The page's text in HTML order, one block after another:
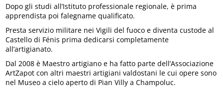
Dopo gli studi all’Istituto professionale regionale, è prima
apprendista poi falegname qualificato.
Presta servizio militare nei Vigili del fuoco e diventa custode al
Castello di Fénis prima dedicarsi completamente
all’artigianato.
Dal 2008 è Maestro artigiano e ha fatto parte dell’Associazione
ArtZapot con altri maestri artigiani valdostani le cui opere sono
nel Museo a cielo aperto di Pian Villy a Champoluc.